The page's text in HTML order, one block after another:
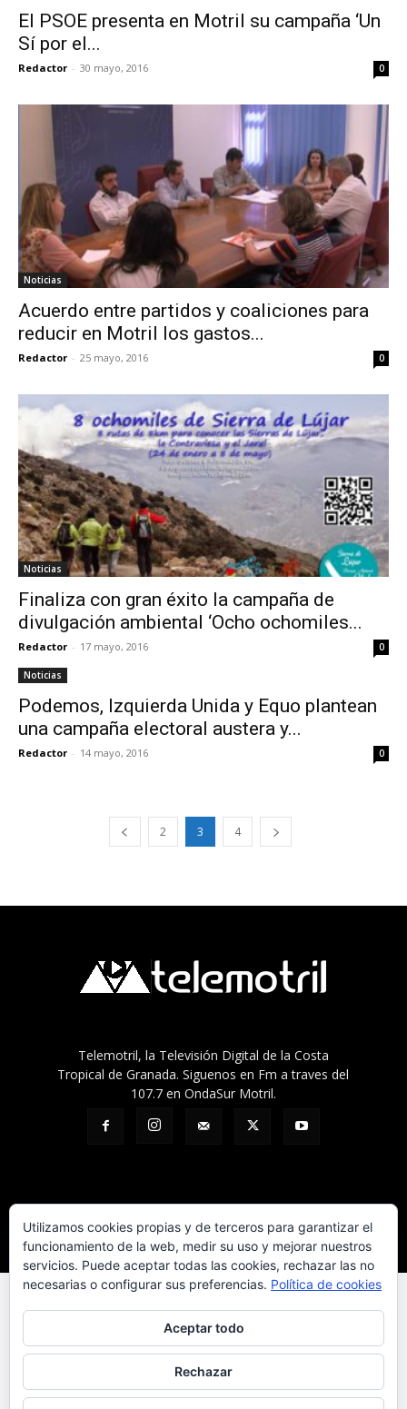
El PSOE presenta en Motril su campaña ‘Un
Sí por el...
Redactor - 30 mayo, 2016 0
Noticias
Acuerdo entre partidos y coaliciones para
reducir en Motril los gastos...
Redactor - 25 mayo, 2016 0
Noticias
Finaliza con gran éxito la campaña de
divulgación ambiental ‘Ocho ochomiles...
Redactor - 17 mayo, 2016 0
Noticias
Podemos, Izquierda Unida y Equo plantean
una campaña electoral austera y...
Redactor - 14 mayo, 2016 0
2 3 4
Telemotril, la Televisión Digital de la Costa
Tropical de Granada. Siguenos en Fm a traves del
107.7 en OndaSur Motril.
Política de cookies Más información sobre las cookies Contacto
© © 2025 Telemotril - Costa Tropical de Granada
Utilizamos cookies propias y de terceros para garantizar el
funcionamiento de la web, medir su uso y mejorar nuestros
servicios. Puede aceptar todas las cookies, rechazar las no
necesarias o configurar sus preferencias. Política de cookies
Aceptar todo
Rechazar